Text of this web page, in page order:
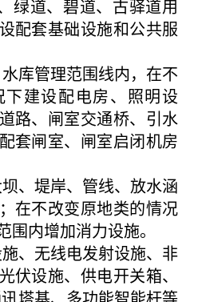
道、碧道、古驿道用
配套基础设施和公共服
管理范围线内，在不
建设配电房、照明设
路、闸室交通桥、引水
套闸室、闸室启闭机房
堤岸、管线、放水涵
在不改变原地类的情况
内增加消力设施。
无线电发射设施、非
伏设施、供电开关箱、